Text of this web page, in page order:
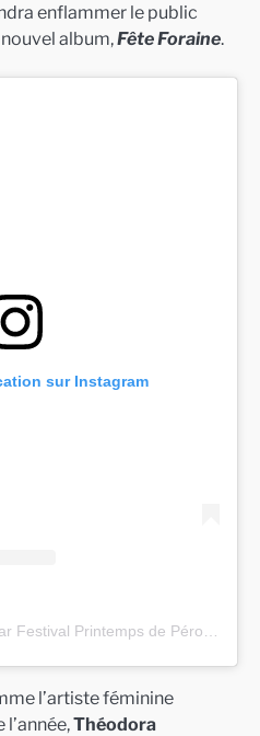
enflammer le public
album,Fête Foraine.
sur Instagram
Une publication partagée par Festival Printemps de Pérouges (@printemps_de_perouges)
l’artiste féminine
Théodora